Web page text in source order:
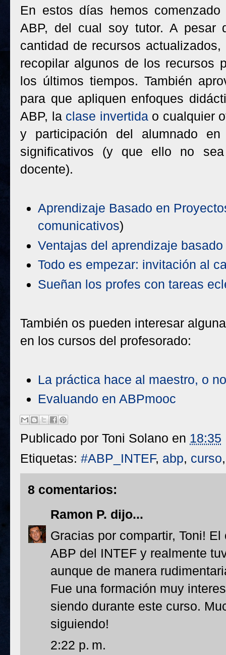
En estos días hemos
ABP, del cual soy tutor. A
cantidad de recursos
recopilar algunos de los recursos
los últimos tiempos. También
para que apliquen enfoques
ABP, la clase invertidao cualquier
y participación del alumnado
significativos (y que ello no
docente).
Aprendizaje Basado en
comunicativos)
Ventajas del aprendizaje
Todo es empezar: invitación al
Sueñan los profes con tareas
También os pueden interesar
en los cursos del profesorado:
La práctica hace al maestro, o no
Evaluando en ABPmooc
Publicado por Toni Solano en 18:35
Etiquetas: #ABP_INTEF, abp, curso
8 comentarios:
Ramon P. dijo...
Gracias por compartir, Toni!
ABP del INTEF y realmente
aunque de manera
Fue una formación muy
siendo durante este curso.
siguiendo!
2:22 p. m.